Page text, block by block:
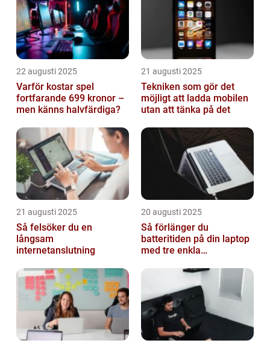
22 augusti 2025
Varför kostar spel
fortfarande 699 kronor –
men känns halvfärdiga?
21 augusti 2025
Tekniken som gör det
möjligt att ladda mobilen
utan att tänka på det
21 augusti 2025
Så felsöker du en
långsam
internetanslutning
20 augusti 2025
Så förlänger du
batteritiden på din laptop
med tre enkla